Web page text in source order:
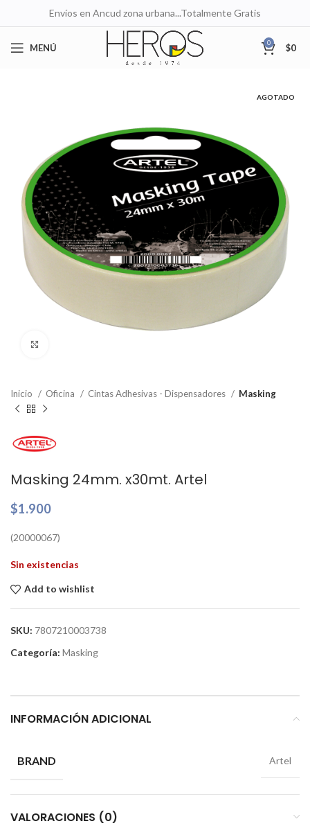
Envíos en Ancud zona urbana...Totalmente Gratis
MENÚ 0 $0
AGOTADO
Inicio Oficina Cintas Adhesivas - Dispensadores Masking
Masking 24mm. x30mt. Artel
$1.900
(20000067)
Sin existencias
Add to wishlist
SKU: 7807210003738
Categoría: Masking
INFORMACIÓN ADICIONAL
BRAND Artel
VALORACIONES (0)